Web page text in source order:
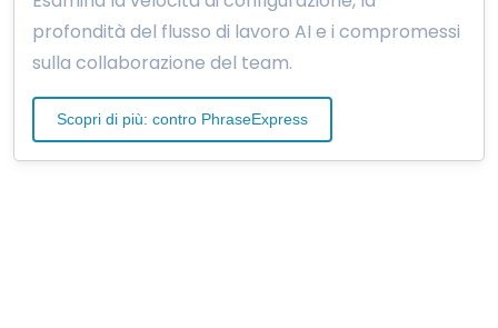
profondità del flusso di lavoro AI e i compromessi
sulla collaborazione del team.
Scopri di più: contro PhraseExpress